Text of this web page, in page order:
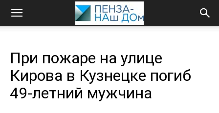
При пожаре на улице
Кирова в Кузнецке погиб
49-летний мужчина